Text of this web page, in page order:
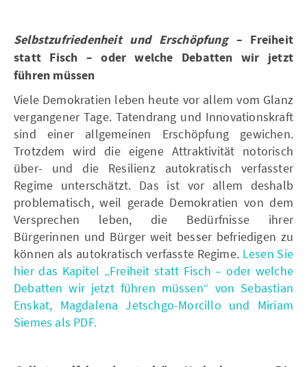
Selbstzufriedenheit und Erschöpfung– Freiheit
statt Fisch – oder welche Debatten wir jetzt
führen müssen
Viele Demokratien leben heute vor allem vom Glanz
vergangener Tage. Tatendrang und Innovationskraft
sind einer allgemeinen Erschöpfung gewichen.
Trotzdem wird die eigene Attraktivität notorisch
über- und die Resilienz autokratisch verfasster
Regime unterschätzt. Das ist vor allem deshalb
problematisch, weil gerade Demokratien von dem
Versprechen leben, die Bedürfnisse ihrer
Bürgerinnen und Bürger weit besser befriedigen zu
können als autokratisch verfasste Regime. Lesen Sie
hier das Kapitel „Freiheit statt Fisch – oder welche
Debatten wir jetzt führen müssen“ von Sebastian
Enskat, Magdalena Jetschgo-Morcillo und Miriam
Siemes als PDF.